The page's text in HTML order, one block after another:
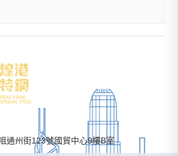
通州街123號國貿中心9樓B室